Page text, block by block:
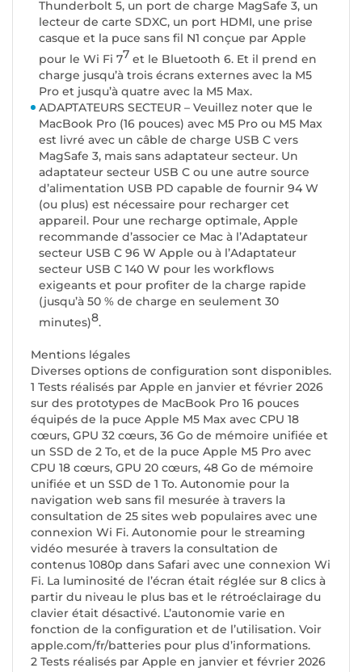
Thunderbolt 5, un port de charge MagSafe 3, un
lecteur de carte SDXC, un port HDMI, une prise
casque et la puce sans fil N1 conçue par Apple
pour le Wi Fi 77 et le Bluetooth 6. Et il prend en
charge jusqu’à trois écrans externes avec la M5
Pro et jusqu’à quatre avec la M5 Max.
ADAPTATEURS SECTEUR – Veuillez noter que le
MacBook Pro (16 pouces) avec M5 Pro ou M5 Max
est livré avec un câble de charge USB C vers
MagSafe 3, mais sans adaptateur secteur. Un
adaptateur secteur USB C ou une autre source
d’alimentation USB PD capable de fournir 94 W
(ou plus) est nécessaire pour recharger cet
appareil. Pour une recharge optimale, Apple
recommande d’associer ce Mac à l’Adaptateur
secteur USB C 96 W Apple ou à l’Adaptateur
secteur USB C 140 W pour les workflows
exigeants et pour profiter de la charge rapide
(jusqu’à 50 % de charge en seulement 30
minutes)8.
Mentions légales
Diverses options de configuration sont disponibles.
1 Tests réalisés par Apple en janvier et février 2026
sur des prototypes de MacBook Pro 16 pouces
équipés de la puce Apple M5 Max avec CPU 18
cœurs, GPU 32 cœurs, 36 Go de mémoire unifiée et
un SSD de 2 To, et de la puce Apple M5 Pro avec
CPU 18 cœurs, GPU 20 cœurs, 48 Go de mémoire
unifiée et un SSD de 1 To. Autonomie pour la
navigation web sans fil mesurée à travers la
consultation de 25 sites web populaires avec une
connexion Wi Fi. Autonomie pour le streaming
vidéo mesurée à travers la consultation de
contenus 1080p dans Safari avec une connexion Wi
Fi. La luminosité de l’écran était réglée sur 8 clics à
partir du niveau le plus bas et le rétroéclairage du
clavier était désactivé. L’autonomie varie en
fonction de la configuration et de l’utilisation. Voir
apple.com/fr/batteries pour plus d’informations.
2 Tests réalisés par Apple en janvier et février 2026